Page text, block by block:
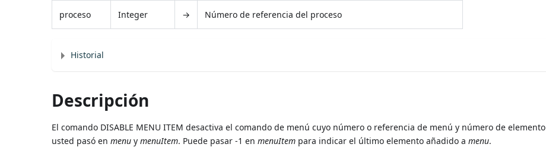
proceso Integer → Número de referencia del proceso
Historial
Descripción
El comando DISABLE MENU ITEM desactiva el comando de menú cuyo número o referencia de menú y número de elemento
usted pasó enmenu ymenuItem. Puede pasar -1 enmenuItem para indicar el último elemento añadido amenu.